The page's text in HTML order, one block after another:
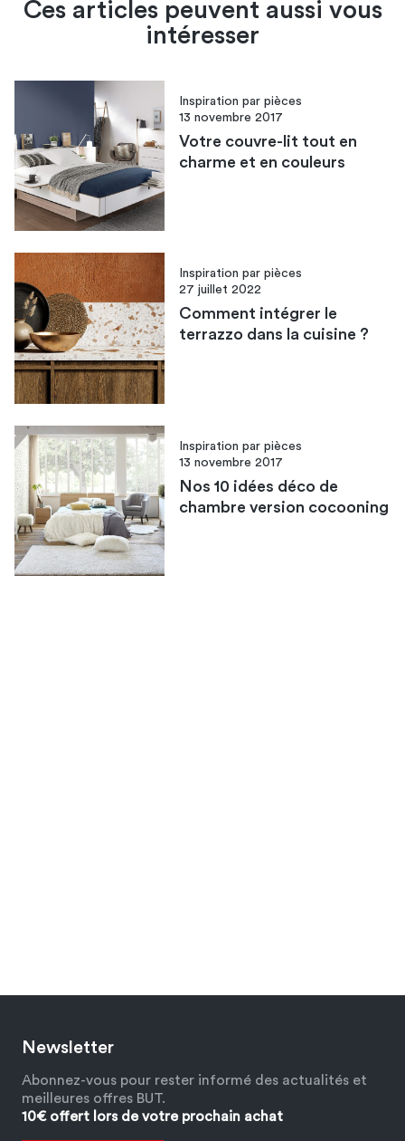
miroir
peinture du couloir
couleur de votre couloir
déco pour votre couloir
Ces articles peuvent aussi vous
intéresser
Inspiration par pièces
13 novembre 2017
Votre couvre-lit tout en
charme et en couleurs
Inspiration par pièces
27 juillet 2022
Comment intégrer le
terrazzo dans la cuisine ?
Inspiration par pièces
13 novembre 2017
Nos 10 idées déco de
chambre version cocooning
Newsletter
Abonnez-vous pour rester informé des actualités et
meilleures offres BUT.
10€ offert lors de votre prochain achat